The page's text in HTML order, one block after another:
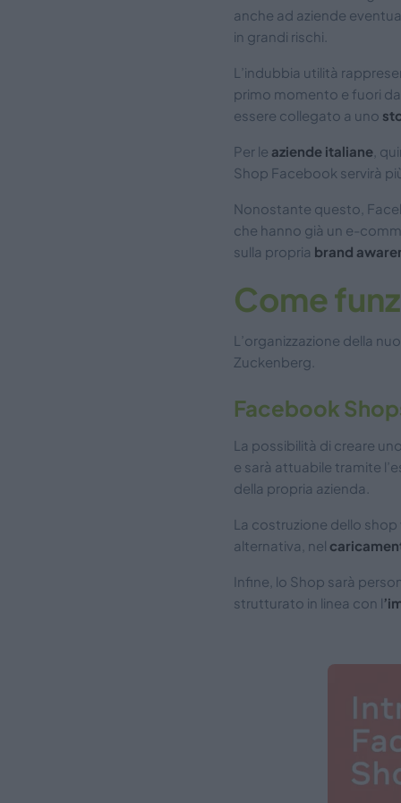
anche ad aziende
in grandi rischi.
L’indubbia utilità
primo momento e fuori
essere collegato a uno
Per le aziende italiane,
Shop Facebook servirà
Nonostante questo,
che hanno già un e-
sulla propria brand
Come
L’organizzazione della
Zuckenberg.
Facebook
La possibilità di creare
e sarà attuabile tramite
della propria azienda.
La costruzione dello
alternativa, nel
Infine, lo Shop sarà
strutturato in linea con l